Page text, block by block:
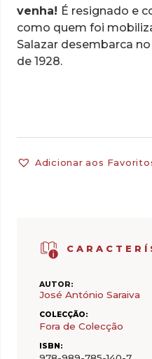
AUTOR:
José António Saraiva
COLECÇÃO:
Fora de Colecção
ISBN:
venha! É resignado e
como quem foi
Salazar desembarca
de 1928.
Adicionar aos